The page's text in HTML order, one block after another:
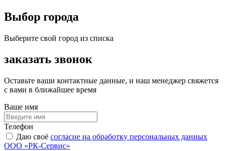
Выбор города
Выберите свой город из списка
заказать звонок
Оставьте ваши контактные данные, и наш менеджер свяжется
с вами в ближайшее время
Ваше имя
Телефон
Даю своё согласие на обработку персональных данных
ООО «РК-Сервис»